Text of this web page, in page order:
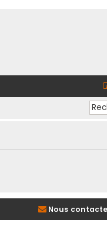
Nous